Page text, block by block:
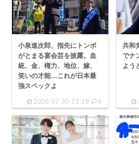
小泉進次郎、指先にトンボ
がとまる宴会芸を披露。血
統、金、権力、地位、嫁、
笑いの才能…これが日本最
強スペックよ
2026.07.30 13:19 0
共和
でナ
よう